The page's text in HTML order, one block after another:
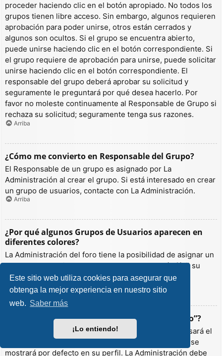
Este sitio web utiliza cookies para asegurar que
obtenga la mejor experiencia en nuestro sitio
web. Saber más
¡Lo entiendo!
proceder haciendo clic en el botón apropiado. No todos los
grupos tienen libre acceso. Sin embargo, algunos requieren
aprobación para poder unirse, otros están cerrados y
algunos son ocultos. Si el grupo se encuentra abierto,
puede unirse haciendo clic en el botón correspondiente. Si
el grupo requiere de aprobación para unirse, puede solicitar
unirse haciendo clic en el botón correspondiente. El
responsable del grupo deberá aprobar su solicitud y
seguramente le preguntará por qué desea hacerlo. Por
favor no moleste continuamente al Responsable de Grupo si
rechaza su solicitud; seguramente tenga sus razones.
Arriba
¿Cómo me convierto en Responsable del Grupo?
El Responsable de un grupo es asignado por La
Administración al crear el grupo. Si está interesado en crear
un grupo de usuarios, contacte con La Administración.
Arriba
¿Por qué algunos Grupos de Usuarios aparecen en
diferentes colores?
La Administración del foro tiene la posibilidad de asignar un
color a los usuarios de un grupo para hacer más fácil su
identificación.
Arriba
¿Qué es un “Grupo de Usuarios predeterminado”?
Si es miembro de más de un grupo por defecto, se usará el
“predeterminado” para determinar qué color y rango se
mostrará por defecto en su perfil. La Administración debe